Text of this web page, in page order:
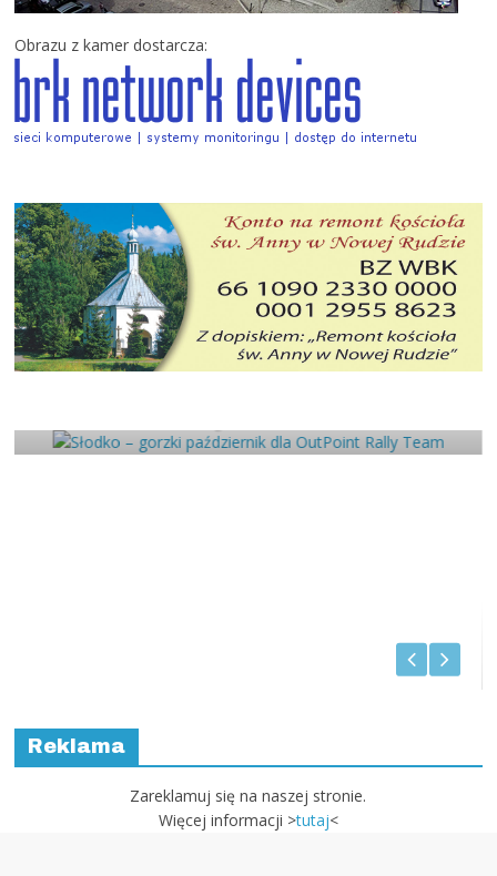
Obrazu z kamer dostarcza:
Reklama
Zareklamuj się na naszej stronie.
Więcej informacji >tutaj<